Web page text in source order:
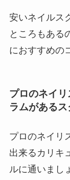
安いネイルス
ところもある
におすすめの
プロのネイ
ラムがある
プロのネイリ
出来るカリキ
ルに通いまし